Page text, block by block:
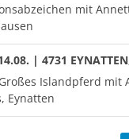
mit
| 4731
Islandpferd mit
Eynatten